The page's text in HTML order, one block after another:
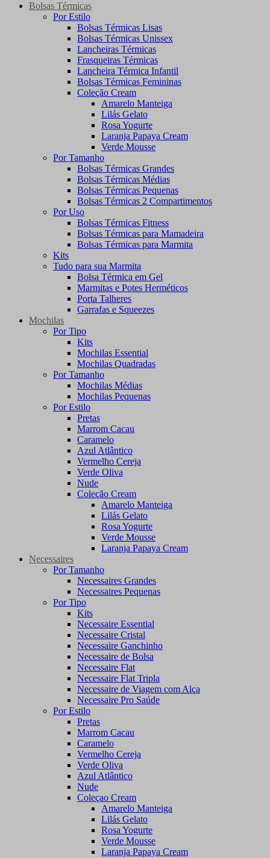
Bolsas Térmicas
Por Estilo
Bolsas Térmicas Lisas
Bolsas Térmicas Unissex
Lancheiras Térmicas
Frasqueiras Térmicas
Lancheira Térmica Infantil
Bolsas Térmicas Femininas
Coleção Cream
Amarelo Manteiga
Lilás Gelato
Rosa Yogurte
Laranja Papaya Cream
Verde Mousse
Por Tamanho
Bolsas Térmicas Grandes
Bolsas Térmicas Médias
Bolsas Térmicas Pequenas
Bolsas Térmicas 2 Compartimentos
Por Uso
Bolsas Térmicas Fitness
Bolsas Térmicas para Mamadeira
Bolsas Térmicas para Marmita
Kits
Tudo para sua Marmita
Bolsa Térmica em Gel
Marmitas e Potes Herméticos
Porta Talheres
Garrafas e Squeezes
Mochilas
Por Tipo
Kits
Mochilas Essential
Mochilas Quadradas
Por Tamanho
Mochilas Médias
Mochilas Pequenas
Por Estilo
Pretas
Marrom Cacau
Caramelo
Azul Atlântico
Vermelho Cereja
Verde Oliva
Nude
Coleção Cream
Amarelo Manteiga
Lilás Gelato
Rosa Yogurte
Verde Mousse
Laranja Papaya Cream
Necessaires
Por Tamanho
Necessaires Grandes
Necessaires Pequenas
Por Tipo
Kits
Necessaire Essential
Necessaire Cristal
Necessaire Ganchinho
Necessaire de Bolsa
Necessaire Flat
Necessaire Flat Tripla
Necessaire de Viagem com Alça
Necessaire Pro Saúde
Por Estilo
Pretas
Marrom Cacau
Caramelo
Vermelho Cereja
Verde Oliva
Azul Atlântico
Nude
Coleçao Cream
Amarelo Manteiga
Lilás Gelato
Rosa Yogurte
Verde Mousse
Laranja Papaya Cream